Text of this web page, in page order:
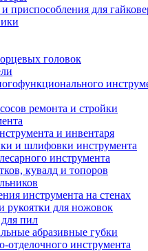
приспособления для
головок
ремонта и стройки
и инвентаря
и шлифовки инструмента
инструмента
кувалд и топоров
инструмента на стенах
рукоятки для ножовок
пил
абразивные губки
отделочного инструмента